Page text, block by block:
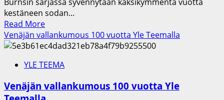
kestäneen sodan...
Read MoreRead
more
about
historiadokumenttisarja
sodasta
Venäjän vallankumous 100 vuotta Yle Teemalla
YLE TEEMA
Venäjän vallankumous 100 vuotta Yle